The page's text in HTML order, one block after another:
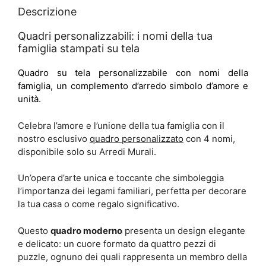
Descrizione
Quadri personalizzabili: i nomi della tua
famiglia stampati su tela
Quadro su tela personalizzabile con nomi della
famiglia, un complemento d’arredo simbolo d’amore e
unità.
Celebra l’amore e l’unione della tua famiglia con il
nostro esclusivo quadro personalizzato con 4 nomi,
disponibile solo su Arredi Murali.
Un’opera d’arte unica e toccante che simboleggia
l’importanza dei legami familiari, perfetta per decorare
la tua casa o come regalo significativo.
Questo quadro moderno presenta un design elegante
e delicato: un cuore formato da quattro pezzi di
puzzle, ognuno dei quali rappresenta un membro della